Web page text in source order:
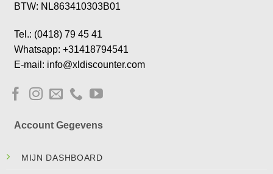
BTW: NL863410303B01
Tel.: (0418) 79 45 41
Whatsapp: +31418794541
E-mail: info@xldiscounter.com
Account Gegevens
MIJN DASHBOARD